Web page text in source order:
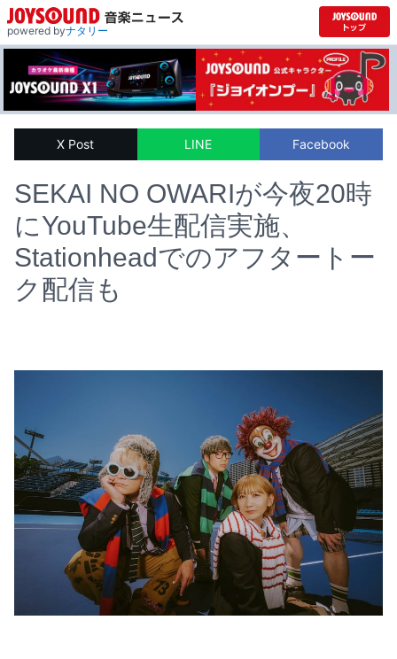
powered byナタリー
X Post LINE Facebook
SEKAI NO OWARIが今夜20時
にYouTube生配信実施、
Stationheadでのアフタートー
ク配信も